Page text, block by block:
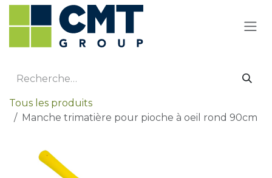
Se rendre au contenu
Tous les produits
Manche trimatière pour pioche à oeil rond 90cm